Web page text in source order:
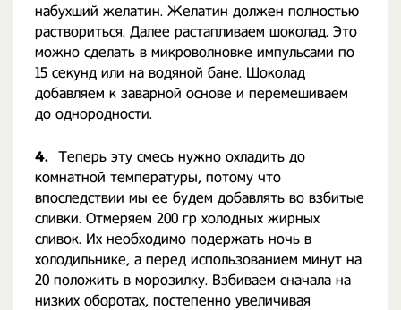
набухший желатин. Желатин должен полностью
раствориться. Далее растапливаем шоколад. Это
можно сделать в микроволновке импульсами по
15 секунд или на водяной бане. Шоколад
добавляем к заварной основе и перемешиваем
до однородности.
4. Теперь эту смесь нужно охладить до
комнатной температуры, потому что
впоследствии мы ее будем добавлять во взбитые
сливки. Отмеряем 200 гр холодных жирных
сливок. Их необходимо подержать ночь в
холодильнике, а перед использованием минут на
20 положить в морозилку. Взбиваем сначала на
низких оборотах, постепенно увеличивая